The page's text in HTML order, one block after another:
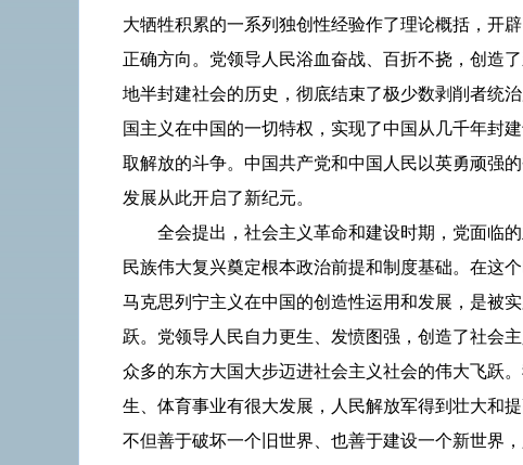
大牺牲积累的一系列独创性经验作了理论概括，开
正确方向。党领导人民浴血奋战、百折不挠，创造
地半封建社会的历史，彻底结束了极少数剥削者统
国主义在中国的一切特权，实现了中国从几千年封
取解放的斗争。中国共产党和中国人民以英勇顽强
发展从此开启了新纪元。
全会提出，社会主义革命和建设时期，党面临
民族伟大复兴奠定根本政治前提和制度基础。在这
马克思列宁主义在中国的创造性运用和发展，是被
跃。党领导人民自力更生、发愤图强，创造了社会
众多的东方大国大步迈进社会主义社会的伟大飞跃
生、体育事业有很大发展，人民解放军得到壮大和
不但善于破坏一个旧世界、也善于建设一个新世界